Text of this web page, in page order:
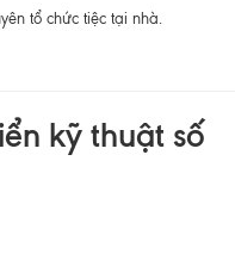
tổ chức tiệc tại nhà.
kỹ thuật số